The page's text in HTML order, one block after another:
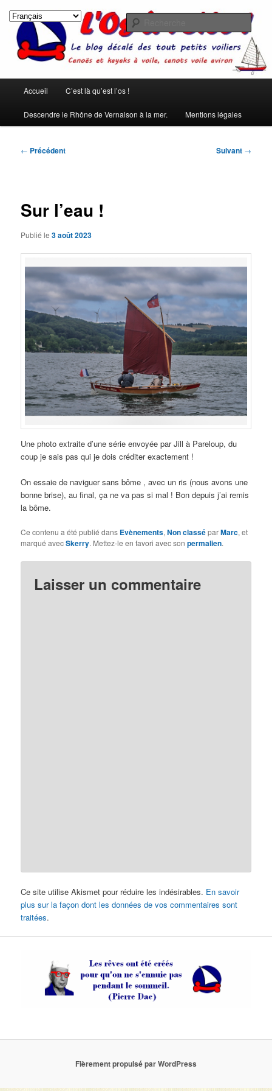
contenu
principalL'os à voile !
(Pierre Dac)
principal
Accueil C’est là qu’est l’os !
Descendre le Rhône de Vernaison à la mer. Mentions légales
Navigation
← Précédent Suivant →
Sur l’eau !
Publié le3 août 2023
Une photo extraite d’une série envoyée par Jill à Pareloup, du
coup je sais pas qui je dois créditer exactement !
On essaie de naviguer sans bôme , avec un ris (nous avons une
bonne brise), au final, ça ne va pas si mal ! Bon depuis j’ai remis
la bôme.
Ce contenu a été publié dans Evènements,Non classéparMarc, et
marqué avecSkerry. Mettez-le en favori avec sonpermalien.
Laisser un commentaire
Ce site utilise Akismet pour réduire les indésirables. En savoir
plus sur la façon dont les données de vos commentaires sont
traitées.
Fièrement propulsé par WordPress